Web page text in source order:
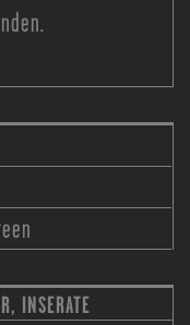
INSERATE